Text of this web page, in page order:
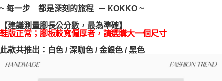
※ 請注意：結帳手續完成當下不需立刻繳費，但若您需要取消訂單，請聯絡
購買商品的店家。未經商家同意取消之訂單仍視為有效，需透過AFTEE先享
後付繳納相關費用。
※ 交易是否成功請以「AFTEE先享後付 」之結帳頁面顯示為準，若有關於
客戶支援中心」https://netprotections.freshdesk.com/support/home
【注意事項】
~ 每一步 都是深刻的旅程 － KOKKO ~
【建議測量腳長公分數，最為準確】
鞋版正常；腳板較寬偏厚者，請選購大一個尺寸
此款共推出：白色 / 深咖色 / 金銀色 / 黑色